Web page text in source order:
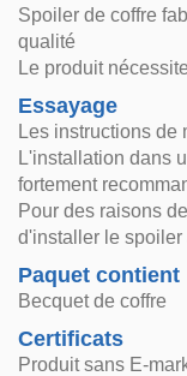
Spoiler de coffre
qualité
Le produit
Essayage
Les instructions de
L'installation dans
fortement
Pour des raisons
d'installer le
Paquet contient
Becquet de coffre
Certificats
Produit sans E-